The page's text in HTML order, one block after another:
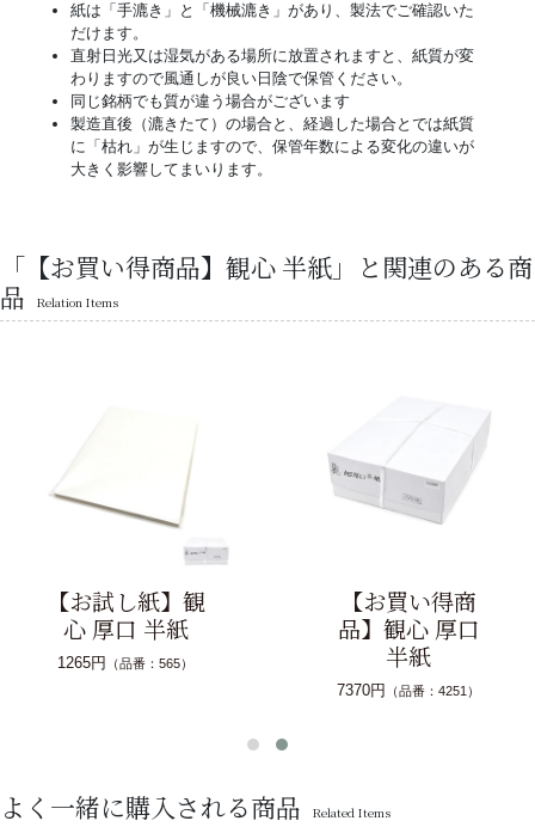
紙は「手漉き」と「機械漉き」があり、製法でご確認いた
だけます。
直射日光又は湿気がある場所に放置されますと、紙質が変
わりますので風通しが良い日陰で保管ください。
同じ銘柄でも質が違う場合がございます
製造直後（漉きたて）の場合と、経過した場合とでは紙質
に「枯れ」が生じますので、保管年数による変化の違いが
大きく影響してまいります。
「【お買い得商品】観心 半紙」と関連のある商
品
Relation Items
【お試し紙】観
心 厚口 半紙
1265円 （品番：565）
【お買い得商
品】観心 厚口
半紙
7370円 （品番：4251）
よく一緒に購入される商品 Related Items